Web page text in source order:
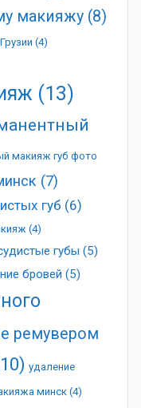
макияжу (8)
(4)
(13)
макияж губ фото
(7)
губ (6)
(4)
губы (5)
бровей (5)
ремувером
удаление
минск (4)